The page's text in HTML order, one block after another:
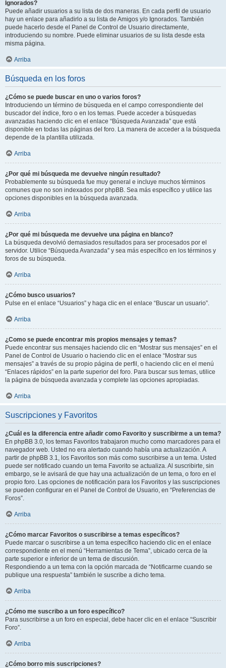
Ignorados?
Puede añadir usuarios a su lista de dos maneras. En cada perfil de usuario
hay un enlace para añadirlo a su lista de Amigos y/o Ignorados. También
puede hacerlo desde el Panel de Control de Usuario directamente,
introduciendo su nombre. Puede eliminar usuarios de su lista desde esta
misma página.
Arriba
Búsqueda en los foros
¿Cómo se puede buscar en uno o varios foros?
Introduciendo un término de búsqueda en el campo correspondiente del
buscador del índice, foro o en los temas. Puede acceder a búsquedas
avanzadas haciendo clic en el enlace “Búsqueda Avanzada” que está
disponible en todas las páginas del foro. La manera de acceder a la búsqueda
depende de la plantilla utilizada.
Arriba
¿Por qué mi búsqueda me devuelve ningún resultado?
Probablemente su búsqueda fue muy general e incluye muchos términos
comunes que no son indexados por phpBB. Sea más específico y utilice las
opciones disponibles en la búsqueda avanzada.
Arriba
¿Por qué mi búsqueda me devuelve una página en blanco?
La búsqueda devolvió demasiados resultados para ser procesados por el
servidor. Utilice “Búsqueda Avanzada” y sea más específico en los términos y
foros de su búsqueda.
Arriba
¿Cómo busco usuarios?
Pulse en el enlace “Usuarios” y haga clic en el enlace “Buscar un usuario”.
Arriba
¿Como se puede encontrar mis propios mensajes y temas?
Puede encontrar sus mensajes haciendo clic en “Mostrar sus mensajes” en el
Panel de Control de Usuario o haciendo clic en el enlace “Mostrar sus
mensajes” a través de su propio página de perfil, o haciendo clic en el menú
“Enlaces rápidos” en la parte superior del foro. Para buscar sus temas, utilice
la página de búsqueda avanzada y complete las opciones apropiadas.
Arriba
Suscripciones y Favoritos
¿Cuál es la diferencia entre añadir como Favorito y suscribirme a un tema?
En phpBB 3.0, los temas Favoritos trabajaron mucho como marcadores para el
navegador web. Usted no era alertado cuando había una actualización. A
partir de phpBB 3.1, los Favoritos son más como suscribirse a un tema. Usted
puede ser notificado cuando un tema Favorito se actualiza. Al suscribirte, sin
embargo, se le avisará de que hay una actualización de un tema, o foro en el
propio foro. Las opciones de notificación para los Favoritos y las suscripciones
se pueden configurar en el Panel de Control de Usuario, en “Preferencias de
Foros”.
Arriba
¿Cómo marcar Favoritos o suscribirse a temas específicos?
Puede marcar o suscribirse a un tema específico haciendo clic en el enlace
correspondiente en el menú “Herramientas de Tema”, ubicado cerca de la
parte superior e inferior de un tema de discusión.
Respondiendo a un tema con la opción marcada de “Notificarme cuando se
publique una respuesta” también le suscribe a dicho tema.
Arriba
¿Cómo me suscribo a un foro específico?
Para suscribirse a un foro en especial, debe hacer clic en el enlace “Suscribir
Foro”.
Arriba
¿Cómo borro mis suscripciones?